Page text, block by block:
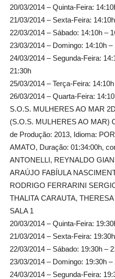
20/03/2014 – Quinta-Feira:
21/03/2014 – Sexta-Feira:
22/03/2014 – Sábado: 14:10h –
23/03/2014 – Domingo: 14:10h
24/03/2014 – Segunda-Feira:
21:30h
25/03/2014 – Terça-Feira:
26/03/2014 – Quarta-Feira:
S.O.S. MULHERES AO MAR
(S.O.S. MULHERES AO MAR)
de Produção: 2013, Idioma:
AMATO, Duração: 01:34:00h,
ANTONELLI, REYNALDO
ARAÚJO FABÍULA
RODRIGO FERRARINI
THALITA CARAUTA, THERESA
SALA 1
20/03/2014 – Quinta-Feira:
21/03/2014 – Sexta-Feira:
22/03/2014 – Sábado: 19:30h –
23/03/2014 – Domingo: 19:30h –
24/03/2014 – Segunda-Feira: